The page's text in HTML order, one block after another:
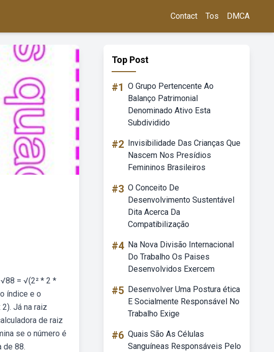
Contact Tos DMCA
= √(2² * 2 *
índice e o
Já na raiz
de raiz
se o número é
de 88.
Top Post
#1 O Grupo Pertencente Ao
Balanço Patrimonial
Denominado Ativo Esta
Subdividido
#2 Invisibilidade Das Crianças Que
Nascem Nos Presídios
Femininos Brasileiros
#3 O Conceito De
Desenvolvimento Sustentável
Dita Acerca Da
Compatibilização
#4 Na Nova Divisão Internacional
Do Trabalho Os Paises
Desenvolvidos Exercem
#5 Desenvolver Uma Postura ética
E Socialmente Responsável No
Trabalho Exige
#6 Quais São As Células
Sanguíneas Responsáveis Pelo